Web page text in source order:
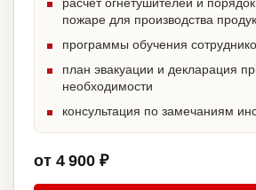
пожаре для производства
программы обучения
план эвакуации и декларация
необходимости
консультация по замечаниям
от 4 900 ₽